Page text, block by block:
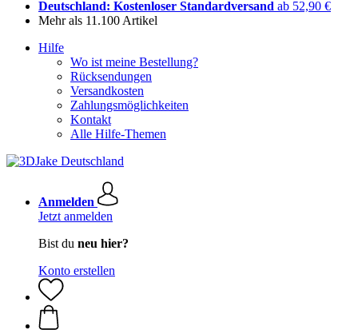
Deutschland: Kostenloser Standardversand ab 52,90 €
Mehr als 11.100 Artikel
Hilfe
Wo ist meine Bestellung?
Rücksendungen
Versandkosten
Zahlungsmöglichkeiten
Kontakt
Alle Hilfe-Themen
Anmelden
Jetzt anmelden
Bist du neu hier?
Konto erstellen